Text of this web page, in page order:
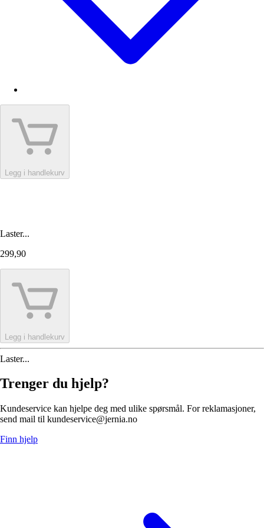
Legg i handlekurv
Laster...
299,90
Legg i handlekurv
Laster...
Trenger du hjelp?
Kundeservice kan hjelpe deg med ulike spørsmål. For reklamasjoner,
send mail til kundeservice@jernia.no
Finn hjelp